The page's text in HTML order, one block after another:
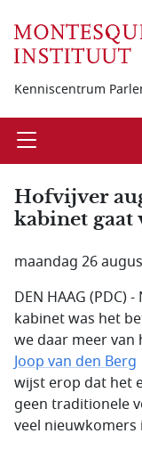
Kenniscentrum
Open
Hofvijver
kabinet gaat
maandag 26
DEN HAAG (PDC)
kabinet was het
we daar meer van
Joop van den Berg
wijst erop dat het
geen traditionele
veel nieuwkomers